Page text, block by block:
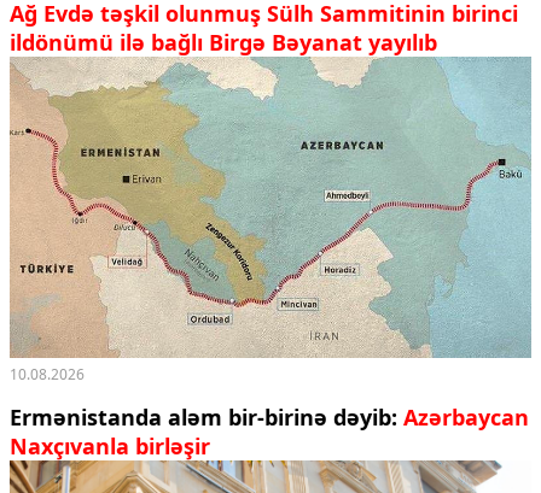
Ağ Evdə təşkil olunmuş Sülh Sammitinin birinci
ildönümü ilə bağlı Birgə Bəyanat yayılıb
10.08.2026
Ermənistanda aləm bir-birinə dəyib: Azərbaycan
Naxçıvanla birləşir